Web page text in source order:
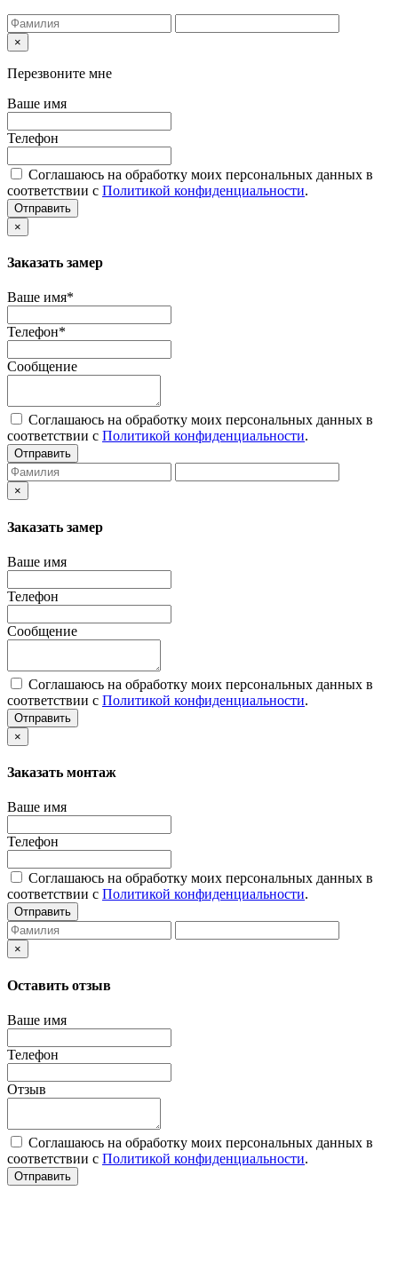
×
Перезвоните мне
Ваше имя
Телефон
Соглашаюсь на обработку моих персональных данных в
соответствии с Политикой конфиденциальности.
Отправить
×
Заказать замер
Ваше имя*
Телефон*
Сообщение
Соглашаюсь на обработку моих персональных данных в
соответствии с Политикой конфиденциальности.
Отправить
×
Заказать замер
Ваше имя
Телефон
Сообщение
Соглашаюсь на обработку моих персональных данных в
соответствии с Политикой конфиденциальности.
Отправить
×
Заказать монтаж
Ваше имя
Телефон
Соглашаюсь на обработку моих персональных данных в
соответствии с Политикой конфиденциальности.
Отправить
×
Оставить отзыв
Ваше имя
Телефон
Отзыв
Соглашаюсь на обработку моих персональных данных в
соответствии с Политикой конфиденциальности.
Отправить